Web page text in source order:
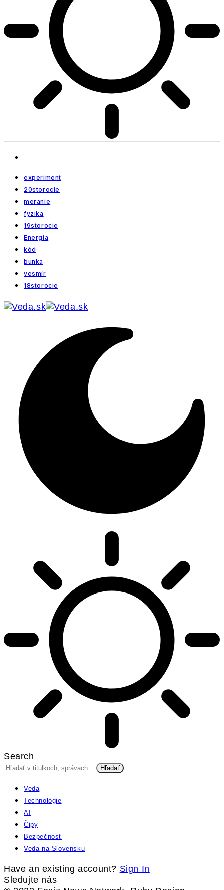
experiment
20storocie
meranie
fyzika
19storocie
Energia
kód
bunka
vesmír
18storocie
Search
Veda
Technológie
AI
Čipy
Bezpečnosť
Veda na Slovensku
Have an existing account? Sign In
Sledujte nás